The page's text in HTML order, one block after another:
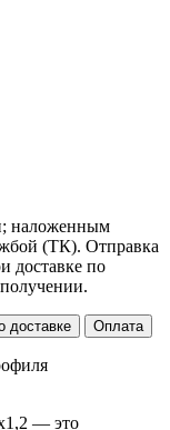
наложенным
(ТК). Отправка
доставке по
доставке Оплата
— это